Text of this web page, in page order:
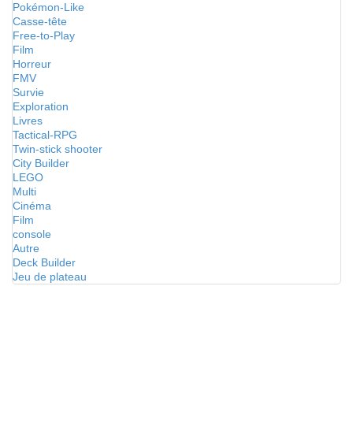
Pokémon-Like
Casse-tête
Free-to-Play
Film
Horreur
FMV
Survie
Exploration
Livres
Tactical-RPG
Twin-stick shooter
City Builder
LEGO
Multi
Cinéma
Film
console
Autre
Deck Builder
Jeu de plateau